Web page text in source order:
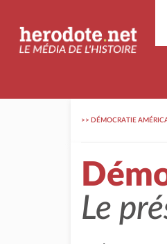
>> DÉMOCRATIE
Le